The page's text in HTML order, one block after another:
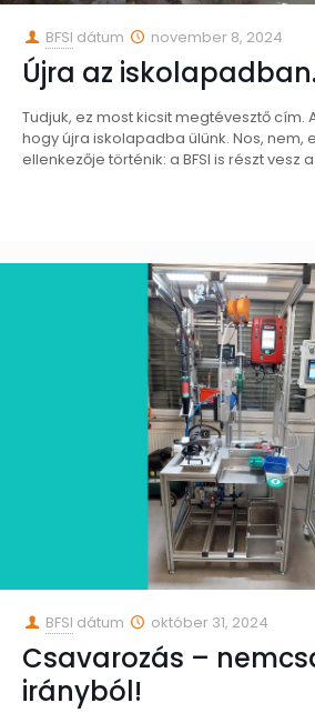
BFSI dátum november 8, 2024
Újra az
Tudjuk, ez most kicsit megtévesztő cím.
hogy újra iskolapadba ülünk. Nos, nem,
ellenkezője történik: a BFSI is részt vesz
BFSI dátum október 31, 2024
Csavarozás –
irányból!